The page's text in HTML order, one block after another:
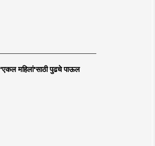
'एकल महिलां'साठी पुढचे पाऊल